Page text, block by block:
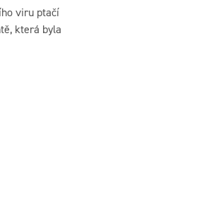
viru ptačí
která byla